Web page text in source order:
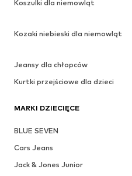
Koszulki dla niemowląt
Kozaki niebieski dla niemowląt
Jeansy dla chłopców
Kurtki przejściowe dla dzieci
MARKI DZIECIĘCE
BLUE SEVEN
Cars Jeans
Jack & Jones Junior